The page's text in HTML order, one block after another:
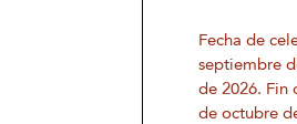
Fecha de
septiembre
de 2026. Fin
de octubre